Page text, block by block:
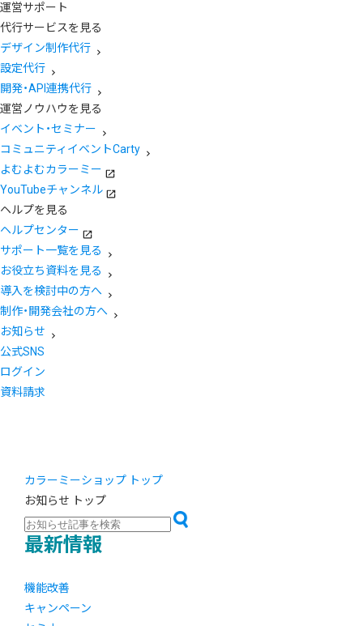
運営サポート
代行サービスを見る
デザイン制作代行
設定代行
開発・API連携代行
運営ノウハウを見る
イベント・セミナー
コミュニティイベントCarty
よむよむカラーミー
YouTubeチャンネル
ヘルプを見る
ヘルプセンター
サポート一覧を見る
お役立ち資料を見る
導入を検討中の方へ
制作・開発会社の方へ
お知らせ
公式SNS
ログイン
資料請求
カラーミーショップ トップ
お知らせ トップ
最新情報
機能改善
キャンペーン